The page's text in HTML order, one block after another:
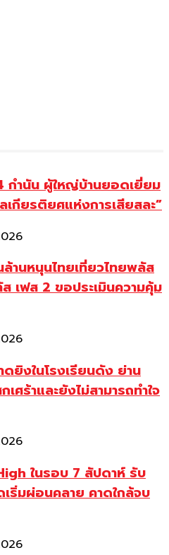
กำนัน ผู้ใหญ่บ้านยอดเยี่ยม
กียรติยศแห่งการเสียสละ”
นหนุนไทยเที่ยวไทยพลัส
เฟส 2 ขอประเมินความคุ้ม
ยิงในโรงเรียนดัง ย่าน
ศร้าและยังไม่สามารถทำใจ
ในรอบ 7 สัปดาห์ รับ
ริ่มผ่อนคลาย คาดใกล้จบ